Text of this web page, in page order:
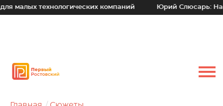
технологических компаний Юрий Слюсарь: Наш